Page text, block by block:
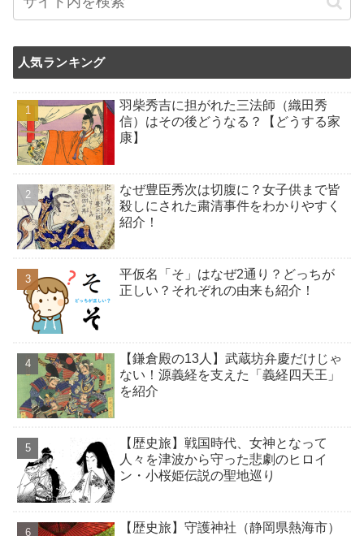
人気ランキング
羽柴秀吉に担がれた三法師（織田秀
信）はその後どうなる？【どうする家
康】
なぜ豊臣秀次は切腹に？女子供まで皆
殺しにされた粛清事件をわかりやすく
紹介！
平仮名「そ」はなぜ2通り？どっちが
正しい？それぞれの由来も紹介！
【鎌倉殿の13人】武蔵坊弁慶だけじゃ
ない！源義経を支えた「義経四天王」
を紹介
【歴史旅】戦国時代、女神となって
人々を津波から守った悲劇のヒロイ
ン・小桜姫伝説の聖地巡り
【歴史旅】守護神社（静岡県熱海市）